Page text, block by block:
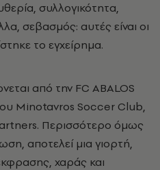
συλλογικότητα,
σεβασμός: αυτές είναι οι
το εγχείρημα.
από την FC ABALOS
Minotavros Soccer Club,
Περισσότερο όμως
αποτελεί μια γιορτή,
χαράς και